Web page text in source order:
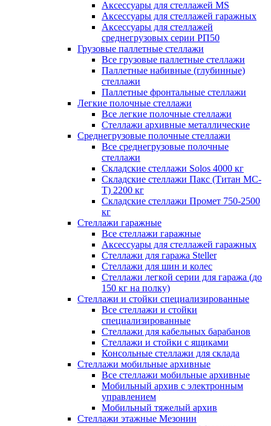
Аксессуары для стеллажей MS
Аксессуары для стеллажей гаражных
Аксессуары для стеллажей
среднегрузовых серии РП50
Грузовые паллетные стеллажи
Все грузовые паллетные стеллажи
Паллетные набивные (глубинные)
стеллажи
Паллетные фронтальные стеллажи
Легкие полочные стеллажи
Все легкие полочные стеллажи
Стеллажи архивные металлические
Среднегрузовые полочные стеллажи
Все среднегрузовые полочные
стеллажи
Складские стеллажи Solos 4000 кг
Складские стеллажи Пакс (Титан МС-
Т) 2200 кг
Складские стеллажи Промет 750-2500
кг
Стеллажи гаражные
Все стеллажи гаражные
Аксессуары для стеллажей гаражных
Стеллажи для гаража Steller
Стеллажи для шин и колес
Стеллажи легкой серии для гаража (до
150 кг на полку)
Стеллажи и стойки специализированные
Все стеллажи и стойки
специализированные
Стеллажи для кабельных барабанов
Стеллажи и стойки с ящиками
Консольные стеллажи для склада
Стеллажи мобильные архивные
Все стеллажи мобильные архивные
Мобильный архив с электронным
управлением
Мобильный тяжелый архив
Стеллажи этажные Мезонин